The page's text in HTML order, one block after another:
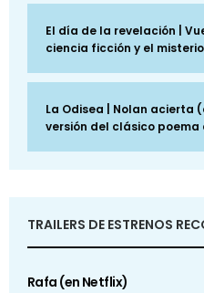
El día de la revelación |
ciencia ficción y el misterio
La Odisea | Nolan acierta
versión del clásico poema
TRAILERS DE ESTRENOS
Rafa (en Netflix)